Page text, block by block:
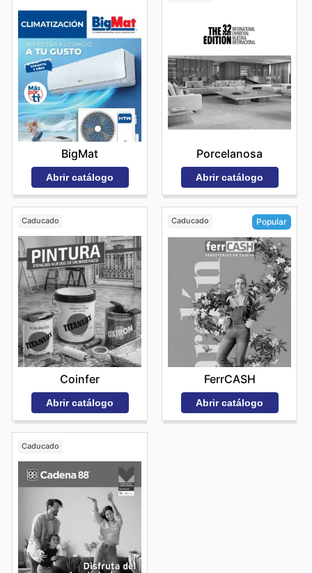
BigMat
Abrir catálogo
Porcelanosa
Abrir catálogo
Caducado
Coinfer
Abrir catálogo
Caducado Popular
FerrCASH
Abrir catálogo
Caducado